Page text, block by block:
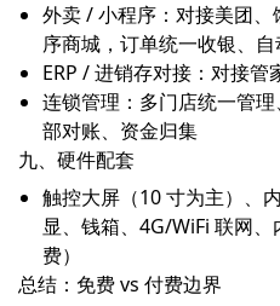
外卖 / 小程序：对接美团
序商城，订单统一收银、自
ERP / 进销存对接：对接管
连锁管理：多门店统一管
部对账、资金归集
九、硬件配套
触控大屏（10 寸为主）、
显、钱箱、4G/WiFi 联网
费）
总结：免费 vs 付费边界